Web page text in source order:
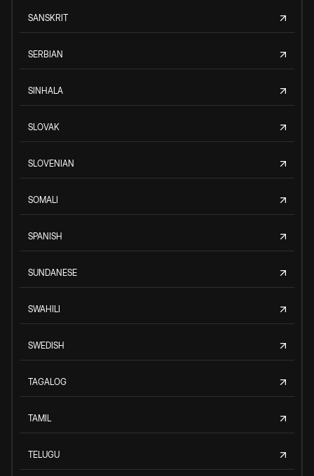
SANSKRIT
SERBIAN
SINHALA
SLOVAK
SLOVENIAN
SOMALI
SPANISH
SUNDANESE
SWAHILI
SWEDISH
TAGALOG
TAMIL
TELUGU